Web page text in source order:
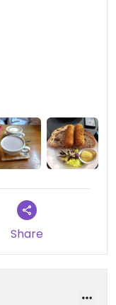
but filling
10-30
Share